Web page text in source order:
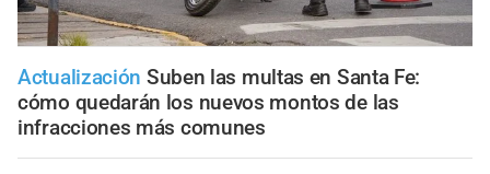
Actualización Suben las multas en Santa Fe:
cómo quedarán los nuevos montos de las
infracciones más comunes